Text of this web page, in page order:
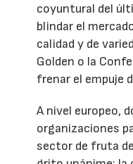
coyuntural del
blindar el
calidad y de
Golden o la
frenar el empuje
A nivel europeo,
organizaciones
sector de fruta